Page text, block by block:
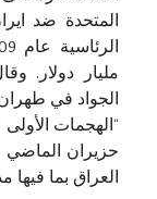
المتحدة ضد
مليار دولار.
“الهجمات
حزيران
العراق بما